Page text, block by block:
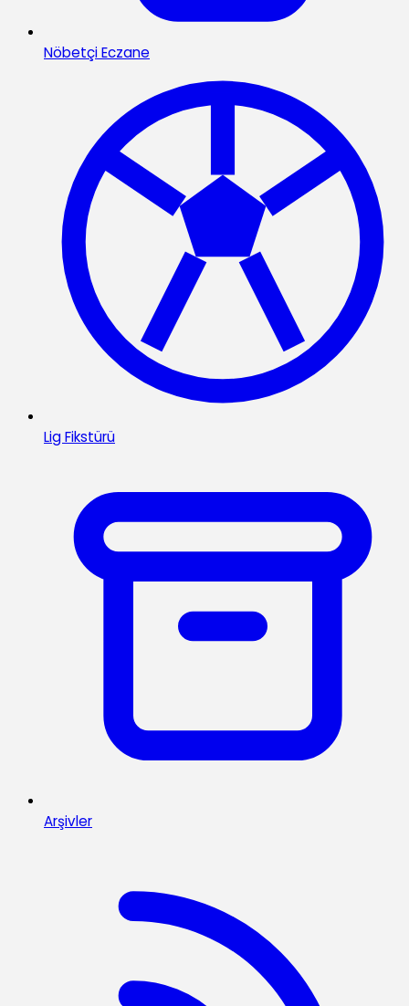
Nöbetçi Eczane
Lig Fikstürü
Arşivler